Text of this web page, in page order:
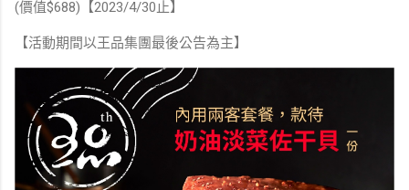
(價值$688)【2023/4/30止】
【活動期間以王品集團最後公告為主】